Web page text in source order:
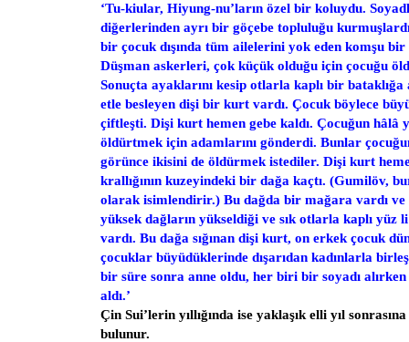
‘Tu-kiular, Hiyung-nu’ların özel bir koluydu.
diğerlerinden ayrı bir göçebe topluluğu
bir çocuk dışında tüm ailelerini yok eden komşu
Düşman askerleri, çok küçük olduğu için çocuğu
Sonuçta ayaklarını kesip otlarla kaplı bir
etle besleyen dişi bir kurt vardı. Çocuk böylece
çiftleşti. Dişi kurt hemen gebe kaldı. Çocuğun hâlâ
öldürtmek için adamlarını gönderdi. Bunlar
görünce ikisini de öldürmek istediler. Dişi kurt
krallığının kuzeyindeki bir dağa kaçtı. (Gumilöv,
olarak isimlendirir.) Bu dağda bir mağara vardı
yüksek dağların yükseldiği ve sık otlarla kaplı yüz
vardı. Bu dağa sığınan dişi kurt, on erkek çocuk
çocuklar büyüdüklerinde dışarıdan kadınlarla
bir süre sonra anne oldu, her biri bir soyadı alırken
aldı.’
Çin Sui’lerin yıllığında ise yaklaşık elli yıl
bulunur.